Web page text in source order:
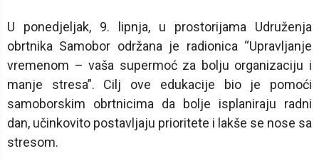
U ponedjeljak, 9. lipnja, u prostorijama Udruženja
obrtnika Samobor održana je radionica “Upravljanje
vremenom – vaša supermoć za bolju organizaciju i
manje stresa”. Cilj ove edukacije bio je pomoći
samoborskim obrtnicima da bolje isplaniraju radni
dan, učinkovito postavljaju prioritete i lakše se nose sa
stresom.